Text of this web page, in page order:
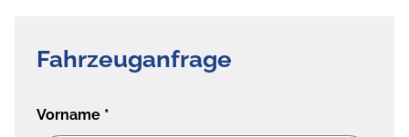
Fahrzeuganfrage
Vorname *